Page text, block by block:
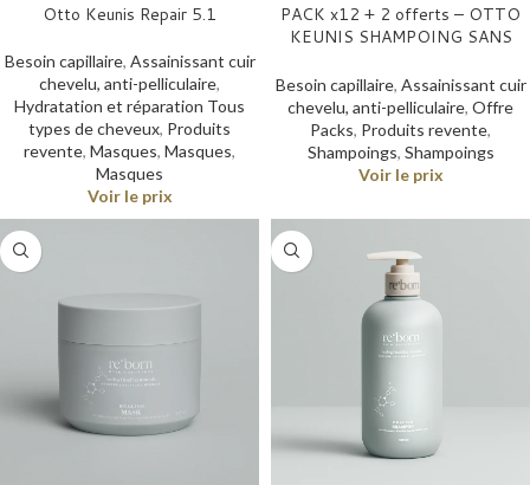
Otto Keunis Repair 5.1
Besoin capillaire, Assainissant cuir
chevelu, anti-pelliculaire,
Hydratation et réparation Tous
types de cheveux, Produits
revente, Masques, Masques,
Masques
Voir le prix
PACK x12 + 2 offerts – OTTO
KEUNIS SHAMPOING SANS
PELLICULAIRE – 330ml
Besoin capillaire, Assainissant cuir
chevelu, anti-pelliculaire, Offre
Packs, Produits revente,
Shampoings, Shampoings
Voir le prix